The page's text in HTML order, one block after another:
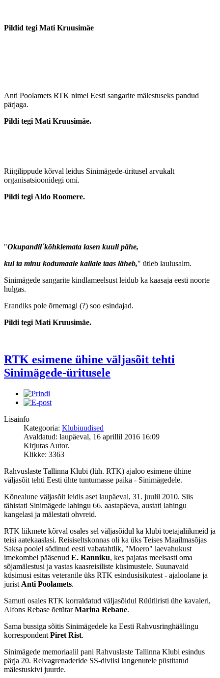
Pildid tegi Mati Kruusimäe
Anti Poolamets RTK nimel Eesti sangarite mälestuseks pandud
pärjaga.
Pildi tegi Mati Kruusimäe.
Riigilippude kõrval leidus Sinimägede-üritusel arvukalt
organisatsioonidegi omi.
Pildi tegi Aldo Roomere.
"Okupandil´kõhklemata lasen kuuli pähe,
kui ta minu kodumaale kallale taas läheb," ütleb laulusalm.
Sinimägede sangarite kindlameelsust leidub ka kaasaja eesti noorte
hulgas.
Erandiks pole õrnemagi (?) soo esindajad.
Pildi tegi Mati Kruusimäe.
RTK esimene ühine väljasõit tehti
Sinimägede-üritusele
Lisainfo
Kategooria: Klubiuudised
Avaldatud: laupäeval, 16 aprillil 2016 16:09
Kirjutas Autor.
Klikke: 3363
Rahvuslaste Tallinna Klubi (lüh. RTK) ajaloo esimene ühine
väljasõit tehti Eesti ühte tuntumasse paika - Sinimägedele.
Kõnealune väljasõit leidis aset laupäeval, 31. juulil 2010. Siis
tähistati Sinimägede lahingu 66. aastapäeva, austati lahingu
kangelasi ja mälestati ohvreid.
RTK liikmete kõrval osales sel väljasõidul ka klubi toetajaliikmeid ja
teisi aatekaaslasi. Reisiseltskonnas oli ka üks Teises Maailmasõjas
Saksa poolel sõdinud eesti vabatahtlik, "Moero" laevahukust
imekombel pääsenud E. Ranniku, kes pajatas meelsasti oma
sõjamälestusi ja vastas kaasreisiliste küsimustele. Suunavaid
küsimusi esitas veteranile üks RTK esindusisikutest - ajaloolane ja
jurist Anti Poolamets.
Samuti osales RTK korraldatud väljasõidul Rüütliristi ühe kavaleri,
Alfons Rebase õetütarMarina Rebane.
Sama bussiga sõitis Sinimägedele ka Eesti Rahvusringhäälingu
korrespondent Piret Rist.
Sinimägede memoriaalil pani Rahvuslaste Tallinna Klubi esindus
pärja 20. Relvagrenaderide SS-diviisi langenutele püstitatud
mälestuskivi juurde.